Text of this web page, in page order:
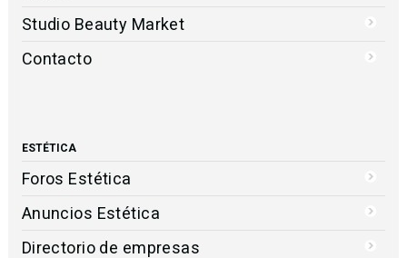
Studio Beauty Market
Contacto
ESTÉTICA
Foros Estética
Anuncios Estética
Directorio de empresas